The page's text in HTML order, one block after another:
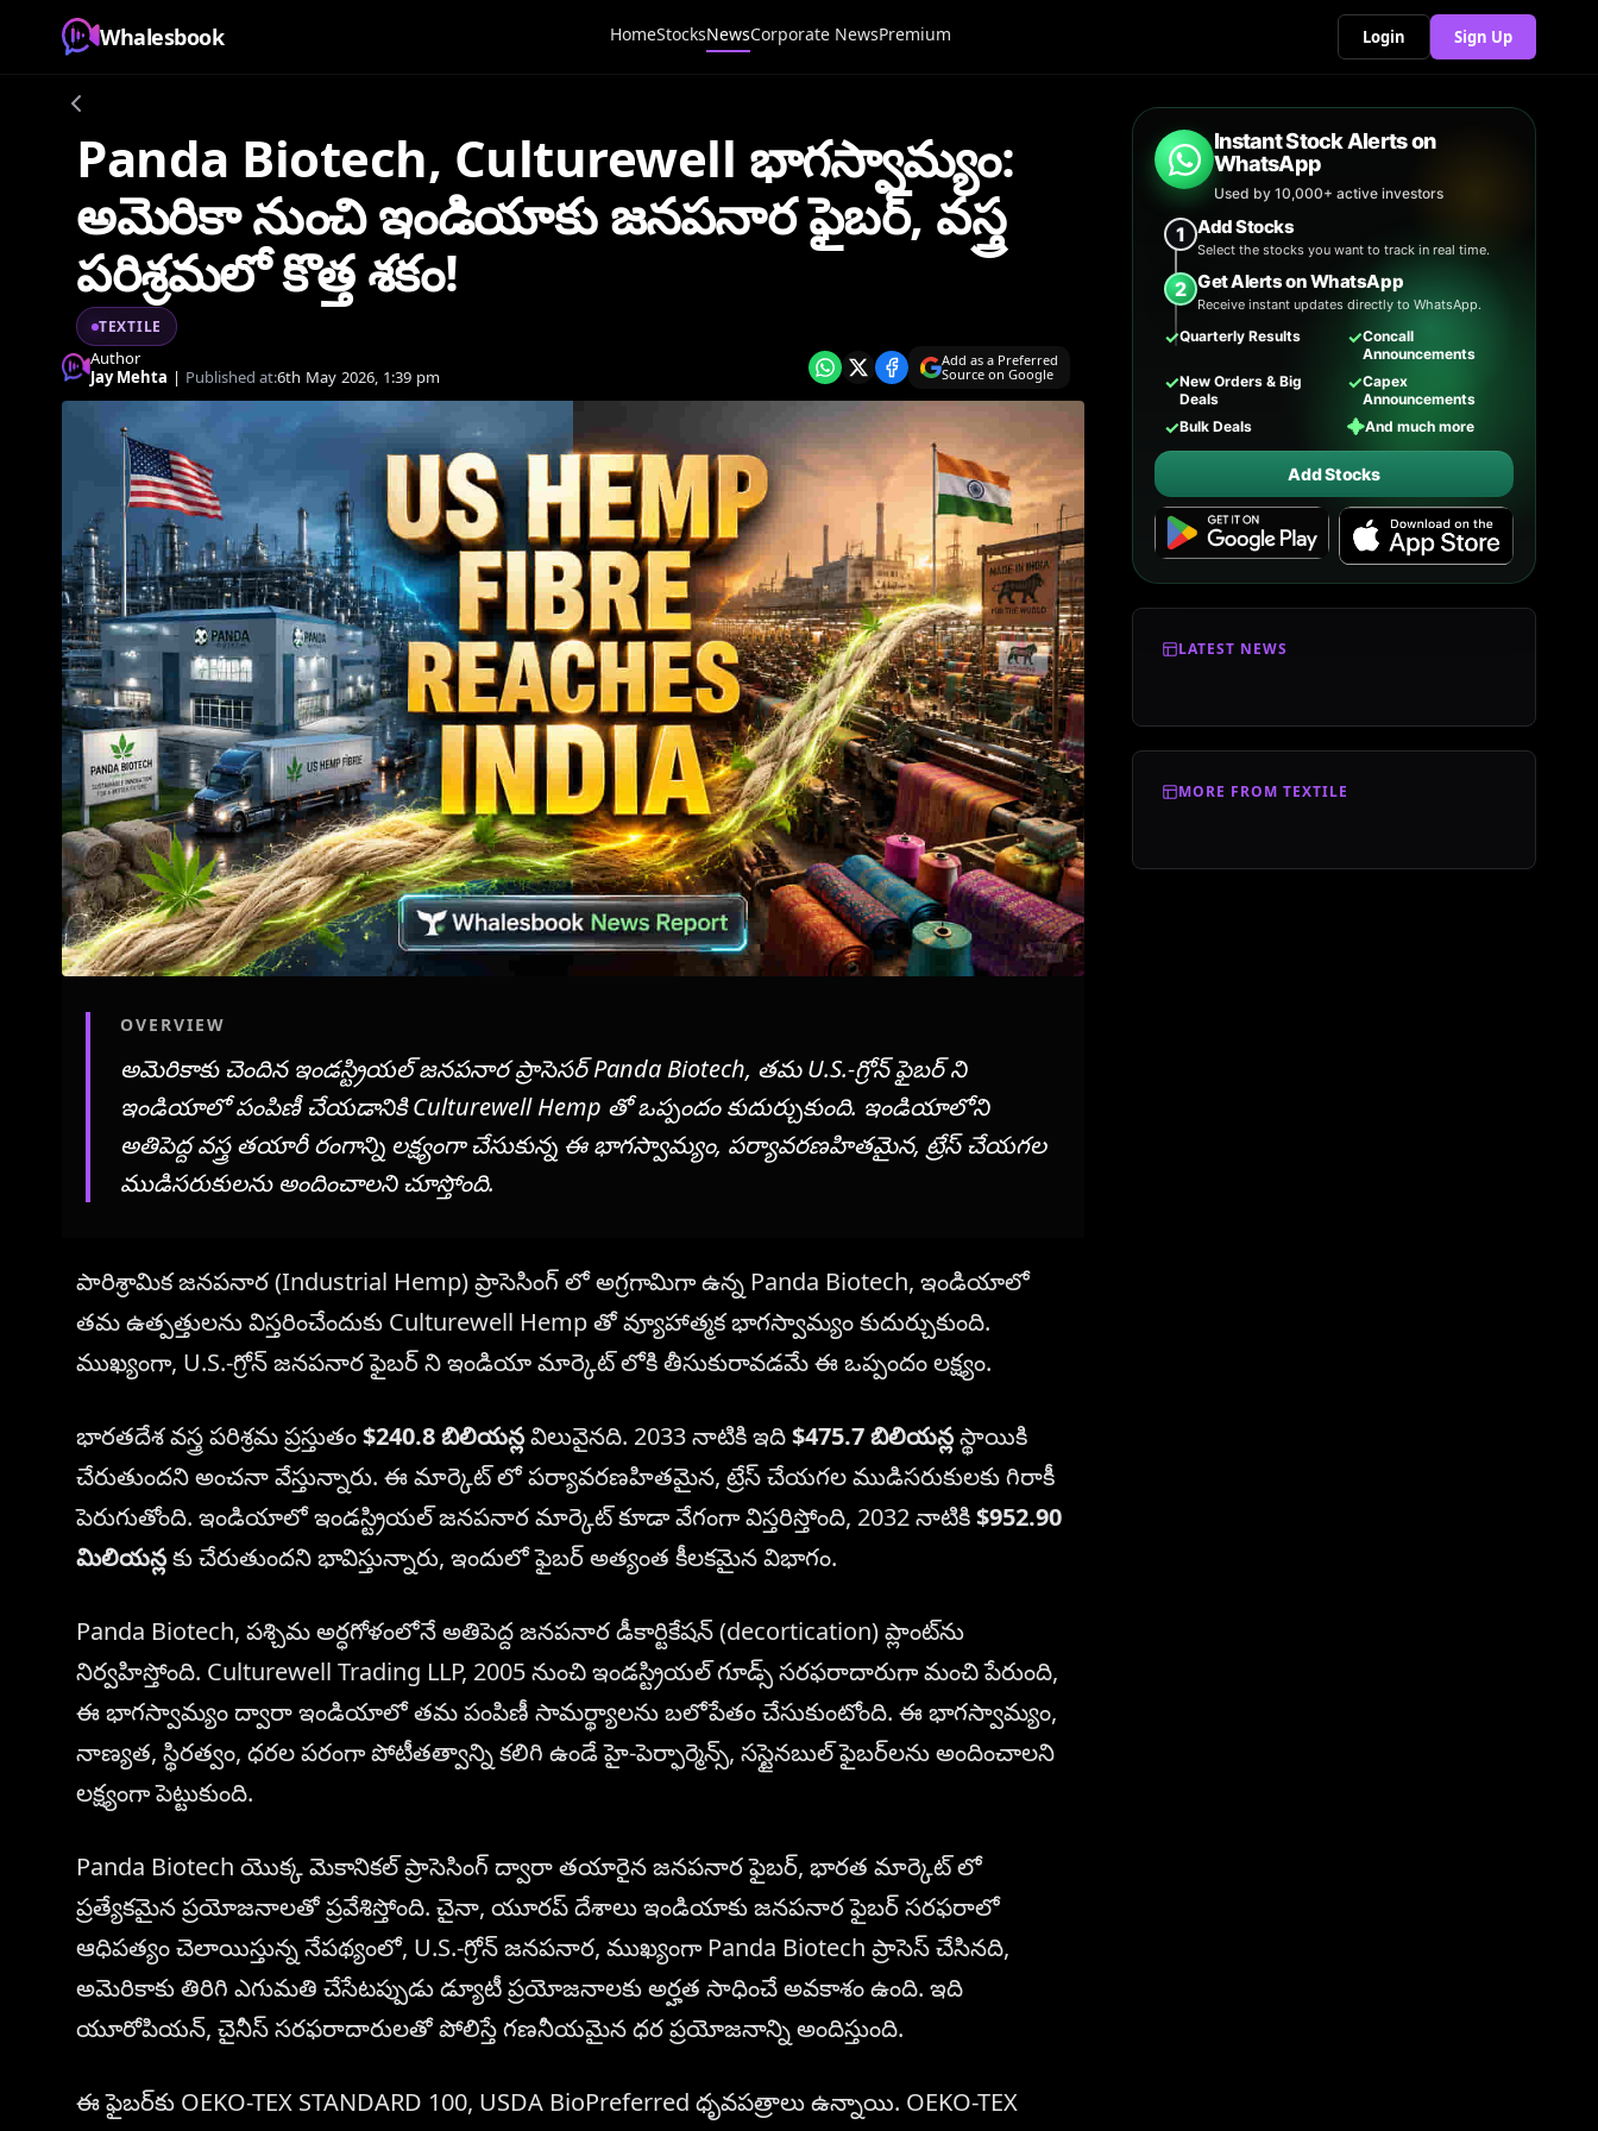
Whalesbook HomeStocksNewsCorporate NewsPremium Login Sign Up
Panda Biotech, Culturewell భాగస్వామ్యం:
అమెరికా నుంచి ఇండియాకు జనపనార ఫైబర్, వస్త్ర
పరిశ్రమలో కొత్త శకం!
TEXTILE
Author
Jay Mehta | Published at:6th May 2026, 1:39 pm
Add as a Preferred
Source on Google
OVERVIEW
అమెరికాకు చెందిన ఇండస్ట్రియల్ జనపనార ప్రాసెసర్ Panda Biotech, తమ U.S.-గ్రోన్ ఫైబర్ ని
ఇండియాలో పంపిణీ చేయడానికి Culturewell Hemp తో ఒప్పందం కుదుర్చుకుంది. ఇండియాలోని
అతిపెద్ద వస్త్ర తయారీ రంగాన్ని లక్ష్యంగా చేసుకున్న ఈ భాగస్వామ్యం, పర్యావరణహితమైన, ట్రేస్ చేయగల
ముడిసరుకులను అందించాలని చూస్తోంది.
పారిశ్రామిక జనపనార (Industrial Hemp) ప్రాసెసింగ్ లో అగ్రగామిగా ఉన్న Panda Biotech, ఇండియాలో
తమ ఉత్పత్తులను విస్తరించేందుకు Culturewell Hemp తో వ్యూహాత్మక భాగస్వామ్యం కుదుర్చుకుంది.
ముఖ్యంగా, U.S.-గ్రోన్ జనపనార ఫైబర్ ని ఇండియా మార్కెట్ లోకి తీసుకురావడమే ఈ ఒప్పందం లక్ష్యం.
భారతదేశ వస్త్ర పరిశ్రమ ప్రస్తుతం$240.8 బిలియన్లవిలువైనది. 2033 నాటికి ఇది$475.7 బిలియన్లస్థాయికి
చేరుతుందని అంచనా వేస్తున్నారు. ఈ మార్కెట్ లో పర్యావరణహితమైన, ట్రేస్ చేయగల ముడిసరుకులకు గిరాకీ
పెరుగుతోంది. ఇండియాలో ఇండస్ట్రియల్ జనపనార మార్కెట్ కూడా వేగంగా విస్తరిస్తోంది, 2032 నాటికి$952.90
మిలియన్లకు చేరుతుందని భావిస్తున్నారు, ఇందులో ఫైబర్ అత్యంత కీలకమైన విభాగం.
Panda Biotech, పశ్చిమ అర్ధగోళంలోనే అతిపెద్ద జనపనార డీకార్టికేషన్ (decortication) ప్లాంట్‌ను
నిర్వహిస్తోంది. Culturewell Trading LLP, 2005 నుంచి ఇండస్ట్రియల్ గూడ్స్ సరఫరాదారుగా మంచి పేరుంది,
ఈ భాగస్వామ్యం ద్వారా ఇండియాలో తమ పంపిణీ సామర్థ్యాలను బలోపేతం చేసుకుంటోంది. ఈ భాగస్వామ్యం,
నాణ్యత, స్థిరత్వం, ధరల పరంగా పోటీతత్వాన్ని కలిగి ఉండే హై-పెర్ఫార్మెన్స్, సస్టైనబుల్ ఫైబర్‌లను అందించాలని
లక్ష్యంగా పెట్టుకుంది.
Panda Biotech యొక్క మెకానికల్ ప్రాసెసింగ్ ద్వారా తయారైన జనపనార ఫైబర్, భారత మార్కెట్ లో
ప్రత్యేకమైన ప్రయోజనాలతో ప్రవేశిస్తోంది. చైనా, యూరప్ దేశాలు ఇండియాకు జనపనార ఫైబర్ సరఫరాలో
ఆధిపత్యం చెలాయిస్తున్న నేపథ్యంలో, U.S.-గ్రోన్ జనపనార, ముఖ్యంగా Panda Biotech ప్రాసెస్ చేసినది,
అమెరికాకు తిరిగి ఎగుమతి చేసేటప్పుడు డ్యూటీ ప్రయోజనాలకు అర్హత సాధించే అవకాశం ఉంది. ఇది
యూరోపియన్, చైనీస్ సరఫరాదారులతో పోలిస్తే గణనీయమైన ధర ప్రయోజనాన్ని అందిస్తుంది.
ఈ ఫైబర్‌కు OEKO-TEX STANDARD 100, USDA BioPreferred ధృవపత్రాలు ఉన్నాయి. OEKO-TEX
Instant Stock Alerts on
WhatsApp
Used by 10,000+ active investors
1 Add Stocks
Select the stocks you want to track in real time.
2 Get Alerts on WhatsApp
Receive instant updates directly to WhatsApp.
✓Quarterly Results ✓Concall
Announcements
✓New Orders & Big
Deals
✓Capex
Announcements
✓Bulk Deals ✦And much more
Add Stocks
LATEST NEWS
MORE FROM TEXTILE